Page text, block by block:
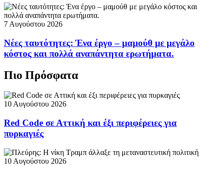
7 Αυγούστου 2026
Νέες ταυτότητες: Ένα έργο – μαμούθ με μεγάλο
κόστος και πολλά αναπάντητα ερωτήματα.
Πιο Πρόσφατα
10 Αυγούστου 2026
Red Code σε Αττική και έξι περιφέρειες για
πυρκαγιές
10 Αυγούστου 2026